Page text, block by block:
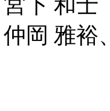
下 和士
岡 雅